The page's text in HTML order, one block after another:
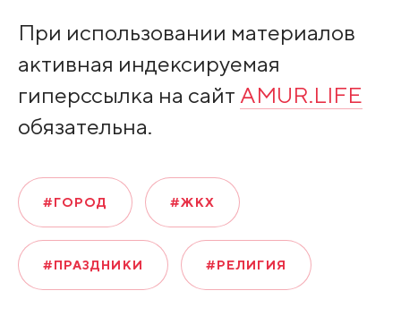
При использовании материалов
активная индексируемая
гиперссылка на сайт AMUR.LIFE
обязательна.
#ГОРОД #ЖКХ
#ПРАЗДНИКИ #РЕЛИГИЯ